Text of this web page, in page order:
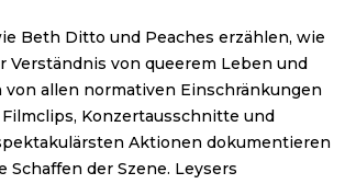
Beth Ditto und Peaches erzählen, wie
Verständnis von queerem Leben und
von allen normativen Einschränkungen
Konzertausschnitte und
Aktionen dokumentieren
Schaffen der Szene. Leysers